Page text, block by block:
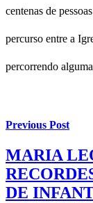
centenas de
percurso entre a
percorrendo
Previous Post
MARIA
DE